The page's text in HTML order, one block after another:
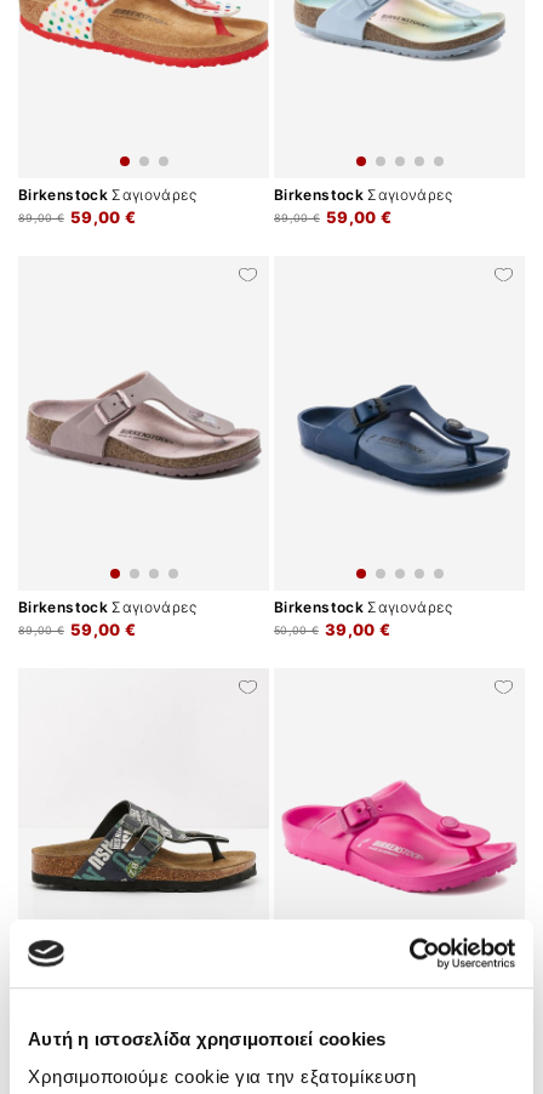
Αυτή η ιστοσελίδα χρησιμοποιεί cookies
Χρησιμοποιούμε cookie για την εξατομίκευση
BirkenstockΣαγιονάρες
59,00 €
89,00 €
BirkenstockΣαγιονάρες
59,00 €
89,00 €
BirkenstockΣαγιονάρες
59,00 €
89,00 €
BirkenstockΣαγιονάρες
39,00 €
50,00 €
39,00 €
60,00 € 39,00 €
50,00 €